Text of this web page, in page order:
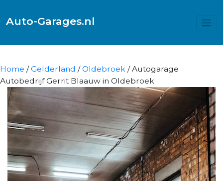
Auto-Garages.nl
Home /Gelderland /Oldebroek / Autogarage
Autobedrijf Gerrit Blaauw in Oldebroek